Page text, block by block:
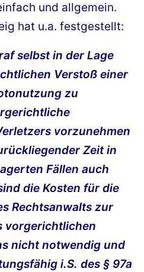
und allgemein.
hat u.a. festgestellt:
selbst in der Lage
Verstoß einer
zu
vorzunehmen
Zeit in
Fällen auch
die Kosten für die
Rechtsanwalts zur
vorgerichtlichen
nicht notwendig und
i.S. des § 97a